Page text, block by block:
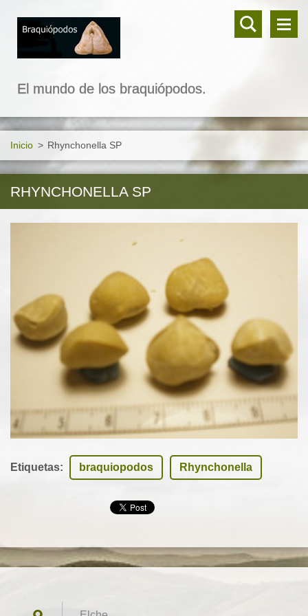
El mundo de los braquiópodos.
Inicio > Rhynchonella SP
RHYNCHONELLA SP
Etiquetas: braquiopodos Rhynchonella